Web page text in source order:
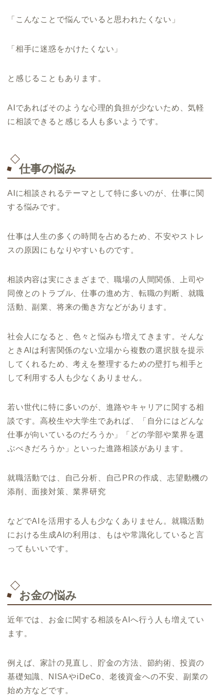
「こんなことで悩んでいると思われたくない」
「相手に迷惑をかけたくない」
と感じることもあります。
AIであればそのような心理的負担が少ないため、気軽
に相談できると感じる人も多いようです。
仕事の悩み
AIに相談されるテーマとして特に多いのが、仕事に関
する悩みです。
仕事は人生の多くの時間を占めるため、不安やストレ
スの原因にもなりやすいものです。
相談内容は実にさまざまで、職場の人間関係、上司や
同僚とのトラブル、仕事の進め方、転職の判断、就職
活動、副業、将来の働き方などがあります。
社会人になると、色々と悩みも増えてきます。そんな
ときAIは利害関係のない立場から複数の選択肢を提示
してくれるため、考えを整理するための壁打ち相手と
して利用する人も少なくありません。
若い世代に特に多いのが、進路やキャリアに関する相
談です。高校生や大学生であれば、「自分にはどんな
仕事が向いているのだろうか」「どの学部や業界を選
ぶべきだろうか」といった進路相談があります。
就職活動では、自己分析、自己PRの作成、志望動機の
添削、面接対策、業界研究
などでAIを活用する人も少なくありません。就職活動
における生成AIの利用は、もはや常識化していると言
ってもいいです。
お金の悩み
近年では、お金に関する相談をAIへ行う人も増えてい
ます。
例えば、家計の見直し、貯金の方法、節約術、投資の
基礎知識、NISAやiDeCo、老後資金への不安、副業の
始め方などです。